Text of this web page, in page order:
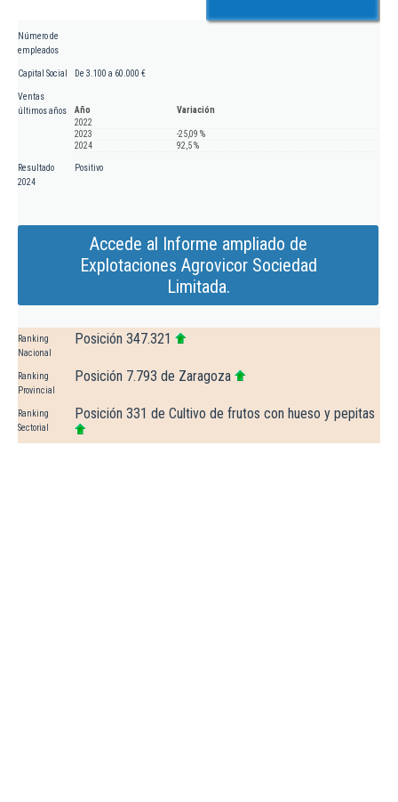
Número de
empleados
Capital Social De 3.100 a 60.000 €
Ventas
últimos años
Año
Variación
2022
2023
-25,09 %
2024
92,5 %
Resultado
2024
Positivo
Accede al Informe ampliado de
Explotaciones Agrovicor Sociedad
Limitada.
Ranking
Nacional
Posición 347.321
Ranking
Provincial
Posición 7.793 de Zaragoza
Ranking
Sectorial
Posición 331 de Cultivo de frutos con hueso y pepitas